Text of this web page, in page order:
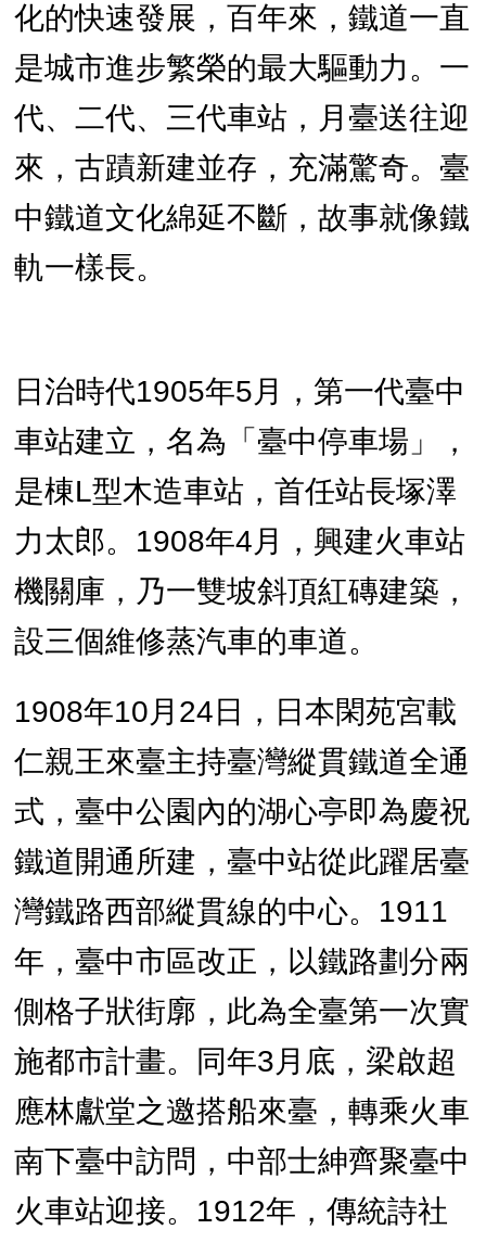
化的快速發展，百年來，鐵道一直
是城市進步繁榮的最大驅動力。一
代、二代、三代車站，月臺送往迎
來，古蹟新建並存，充滿驚奇。臺
中鐵道文化綿延不斷，故事就像鐵
軌一樣長。
日治時代1905年5月，第一代臺中
車站建立，名為「臺中停車場」，
是棟L型木造車站，首任站長塚澤
力太郎。1908年4月，興建火車站
機關庫，乃一雙坡斜頂紅磚建築，
設三個維修蒸汽車的車道。
1908年10月24日，日本閑苑宮載
仁親王來臺主持臺灣縱貫鐵道全通
式，臺中公園內的湖心亭即為慶祝
鐵道開通所建，臺中站從此躍居臺
灣鐵路西部縱貫線的中心。1911
年，臺中市區改正，以鐵路劃分兩
側格子狀街廓，此為全臺第一次實
施都市計畫。同年3月底，梁啟超
應林獻堂之邀搭船來臺，轉乘火車
南下臺中訪問，中部士紳齊聚臺中
火車站迎接。1912年，傳統詩社